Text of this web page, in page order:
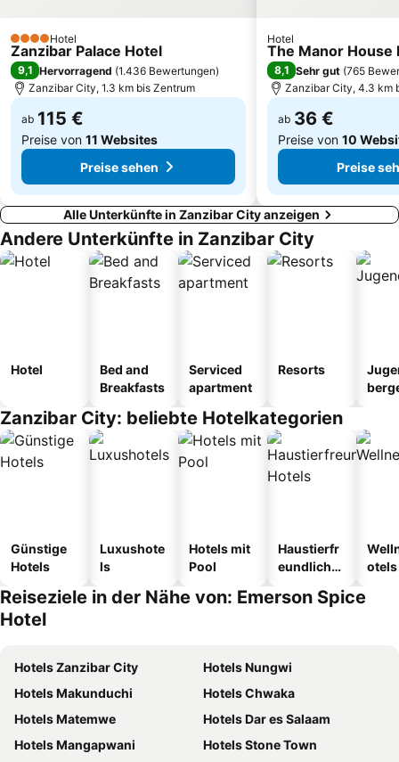
4 SterneHotel
Zanzibar Palace Hotel
9,1 Hervorragend (1.436 Bewertungen)
Zanzibar City, 1.3 km bis Zentrum
ab 115 €
Preise von 11 Websites
Preise sehen
Hotel
The Manor House
8,1 Sehr gut (765
Zanzibar City, 4.3 km
ab 36 €
Preise von 10
Preise
Alle Unterkünfte in Zanzibar City anzeigen
Andere Unterkünfte in Zanzibar City
Hotel
Bed and
Breakfasts
Serviced
apartment
Resorts
Zanzibar City: beliebte Hotelkategorien
Günstige
Hotels
Luxushote
ls
Hotels mit
Pool
Haustierfr
eundliche
otels
Reiseziele in der Nähe von: Emerson Spice
Hotel
Hotels Zanzibar City
Hotels Nungwi
Hotels Makunduchi
Hotels Chwaka
Hotels Matemwe
Hotels Dar es Salaam
Hotels Mangapwani
Hotels Stone Town